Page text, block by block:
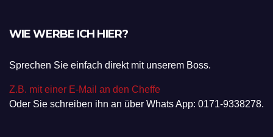
WIE WERBE ICH HIER?
Sprechen Sie einfach direkt mit unserem Boss.
Z.B. mit einer E-Mail an den Cheffe
Oder Sie schreiben ihn an über Whats App: 0171-9338278.